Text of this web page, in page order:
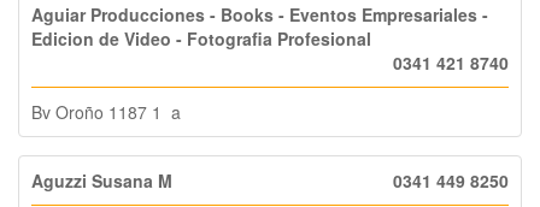
Aguiar Producciones - Books - Eventos Empresariales -
Edicion de Video - Fotografia Profesional
0341 421 8740
Bv Oroño 1187 1 a
Aguzzi Susana M 0341 449 8250